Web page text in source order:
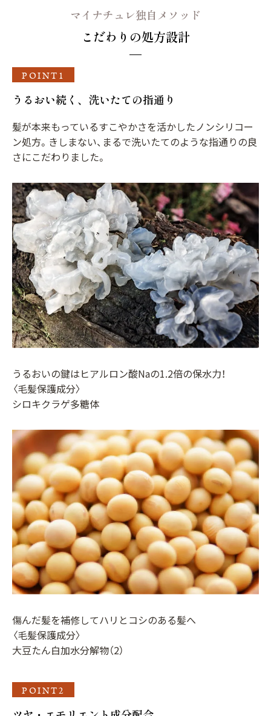
定期価格
¥18,360 （税込）
おまとめ定期とは？
マイナチュレ独自メソッド
こだわりの処方設計
POINT1
うるおい続く、洗いたての指通り
髪が本来もっているすこやかさを活かしたノンシリコー
ン処方。きしまない、まるで洗いたてのような指通りの良
さにこだわりました。
うるおいの鍵はヒアルロン酸Naの1.2倍の保水力！
〈毛髪保護成分〉
シロキクラゲ多糖体
傷んだ髪を補修してハリとコシのある髪へ
〈毛髪保護成分〉
大豆たん白加水分解物（2）
POINT2